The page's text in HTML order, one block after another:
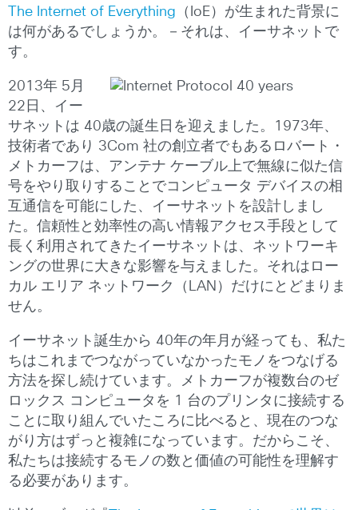
The Internet of Everything （IoE）が生まれた背景に
は何があるでしょうか。－それは、イーサネットで
す。
2013年 5月
22日、イー
サネットは 40歳の誕生日を迎えました。1973年、
技術者であり 3Com 社の創立者でもあるロバート・
メトカーフは、アンテナ ケーブル上で無線に似た信
号をやり取りすることでコンピュータ デバイスの相
互通信を可能にした、イーサネットを設計しまし
た。信頼性と効率性の高い情報アクセス手段として
長く利用されてきたイーサネットは、ネットワーキ
ングの世界に大きな影響を与えました。それはロー
カル エリア ネットワーク（LAN）だけにとどまりま
せん。
イーサネット誕生から 40年の年月が経っても、私た
ちはこれまでつながっていなかったモノをつなげる
方法を探し続けています。メトカーフが複数台のゼ
ロックス コンピュータを 1 台のプリンタに接続する
ことに取り組んでいたころに比べると、現在のつな
がり方はずっと複雑になっています。だからこそ、
私たちは接続するモノの数と価値の可能性を理解す
る必要があります。